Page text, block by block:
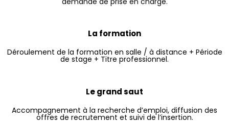
La formation
Déroulement de la formation en salle / à distance + Période
de stage + Titre professionnel.
Le grand saut
Accompagnement à la recherche d’emploi, diffusion des
offres de recrutement et suivi de l’insertion.